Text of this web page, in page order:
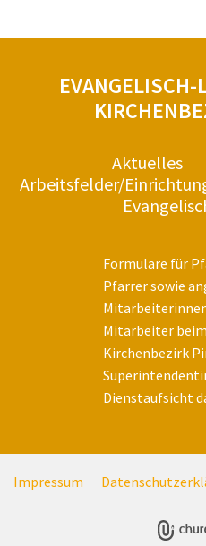
Aktuelles
Arbeitsfelder/
Formulare für
Pfarrer sowie
Mitarbeiter
Kirchenbezirk
Dienstaufsicht
Impressum